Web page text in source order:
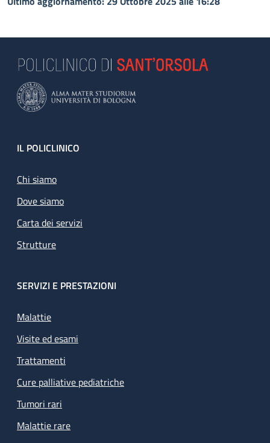
Footer
IL POLICLINICO
Chi siamo
Dove siamo
Carta dei servizi
Strutture
SERVIZI E PRESTAZIONI
Malattie
Visite ed esami
Trattamenti
Cure palliative pediatriche
Tumori rari
Malattie rare